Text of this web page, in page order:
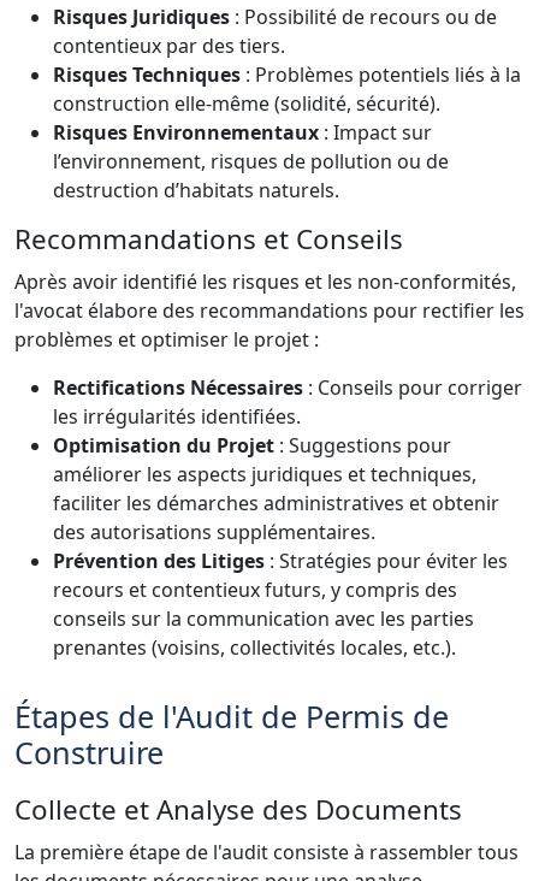
Risques Juridiques : Possibilité de recours ou de
contentieux par des tiers.
Risques Techniques : Problèmes potentiels liés à la
construction elle-même (solidité, sécurité).
Risques Environnementaux : Impact sur
l’environnement, risques de pollution ou de
destruction d’habitats naturels.
Recommandations et Conseils
Après avoir identifié les risques et les non-conformités,
l'avocat élabore des recommandations pour rectifier les
problèmes et optimiser le projet :
Rectifications Nécessaires : Conseils pour corriger
les irrégularités identifiées.
Optimisation du Projet : Suggestions pour
améliorer les aspects juridiques et techniques,
faciliter les démarches administratives et obtenir
des autorisations supplémentaires.
Prévention des Litiges : Stratégies pour éviter les
recours et contentieux futurs, y compris des
conseils sur la communication avec les parties
prenantes (voisins, collectivités locales, etc.).
Étapes de l'Audit de Permis de
Construire
Collecte et Analyse des Documents
La première étape de l'audit consiste à rassembler tous